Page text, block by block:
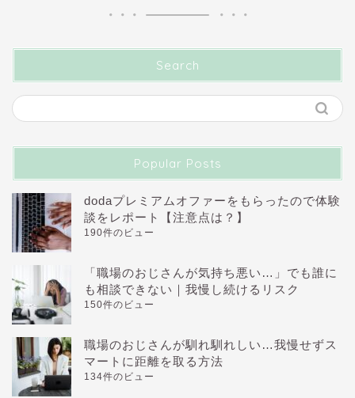
Search
Popular Posts
dodaプレミアムオファーをもらったので体験
談をレポート【注意点は？】
190件のビュー
「職場のおじさんが気持ち悪い…」でも誰に
も相談できない｜我慢し続けるリスク
150件のビュー
職場のおじさんが馴れ馴れしい…我慢せずス
マートに距離を取る方法
134件のビュー